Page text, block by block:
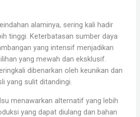
alaminya, sering kali hadir
tinggi. Keterbatasan sumber daya
yang intensif menjadikan
yang mewah dan eksklusif.
dibenarkan oleh keunikan dan
yang sulit ditandingi.
menawarkan alternatif yang lebih
yang dapat diulang dan bahan